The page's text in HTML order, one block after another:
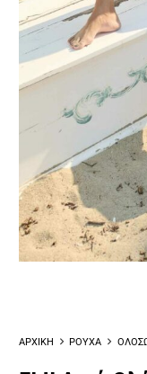
ΑΡΧΙΚΗ ΡΟΥΧΑ